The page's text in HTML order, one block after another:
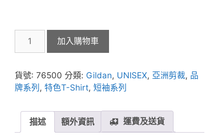
Gildan
人
牛
袖
恤
加入購物車
貨號: 76500 分類: Gildan, UNISEX, 亞洲剪裁, 品
牌系列 , 特色T-Shirt, 短袖系列
描述 額外資訊 運費及送貨